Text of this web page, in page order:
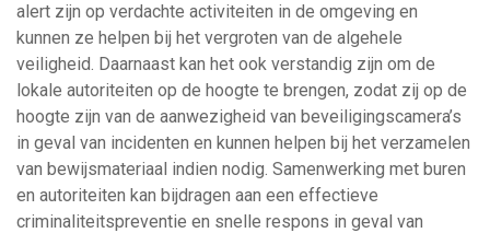
alert zijn op verdachte activiteiten in de omgeving en
kunnen ze helpen bij het vergroten van de algehele
veiligheid. Daarnaast kan het ook verstandig zijn om de
lokale autoriteiten op de hoogte te brengen, zodat zij op de
hoogte zijn van de aanwezigheid van beveiligingscamera’s
in geval van incidenten en kunnen helpen bij het verzamelen
van bewijsmateriaal indien nodig. Samenwerking met buren
en autoriteiten kan bijdragen aan een effectieve
criminaliteitspreventie en snelle respons in geval van